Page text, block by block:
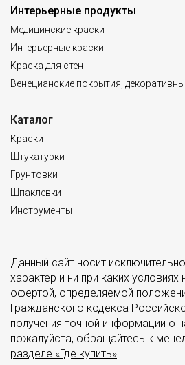
Интерьерные продукты
Медицинские краски
Интерьерные краски
Краска для стен
Венецианские покрытия,
Каталог
Краски
Штукатурки
Грунтовки
Шпаклевки
Инструменты
Данный сайт носит
характер и ни при каких условиях
офертой, определяемой
Гражданского кодекса
получения точной информации о
пожалуйста, обращайтесь к
разделе «Где купить»